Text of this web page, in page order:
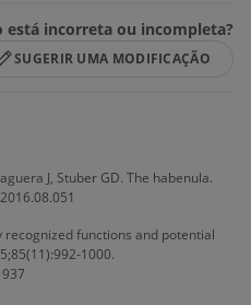
está incorreta ou incompleta?
SUGERIR UMA MODIFICAÇÃO
J, Stuber GD. The habenula.
recognized functions and potential
1000.